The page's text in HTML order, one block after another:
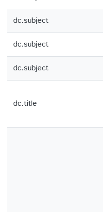
dc.subject
dc.subject
dc.subject
dc.title